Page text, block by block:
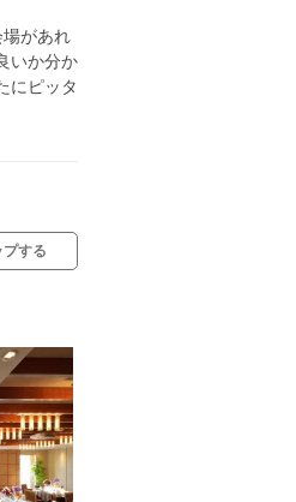
があれ
いか分か
にピッタ
仏前式／和装人前式
プする